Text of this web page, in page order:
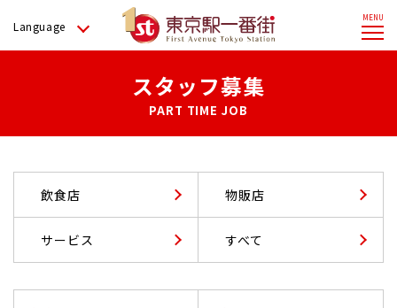
Language
スタッフ募集
PART TIME JOB
飲食店 物販店
サービス すべて